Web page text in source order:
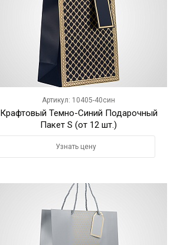
Артикул: 10405-40син
Крафтовый Темно-Синий Подарочный
Пакет S (от 12 шт.)
Узнать цену